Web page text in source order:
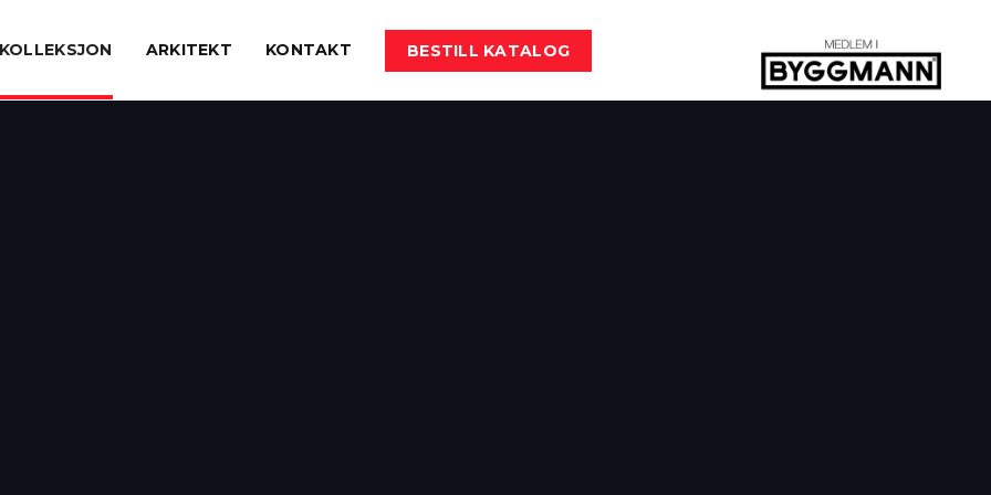
ARKITEKT KONTAKT BESTILL KATALOG